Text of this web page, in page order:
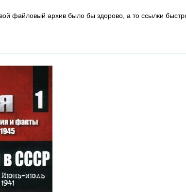
файловый архив было бы здорово, а то ссылки